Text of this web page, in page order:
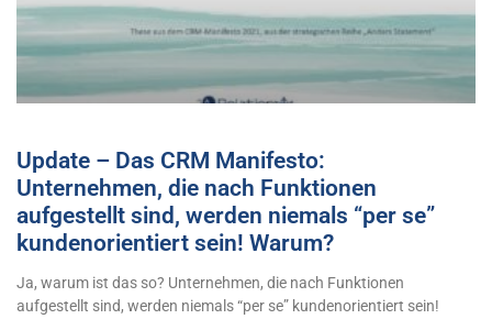
Update – Das CRM Manifesto:
Unternehmen, die nach Funktionen
aufgestellt sind, werden niemals “per se”
kundenorientiert sein! Warum?
Ja, warum ist das so? Unternehmen, die nach Funktionen
aufgestellt sind, werden niemals “per se” kundenorientiert sein!